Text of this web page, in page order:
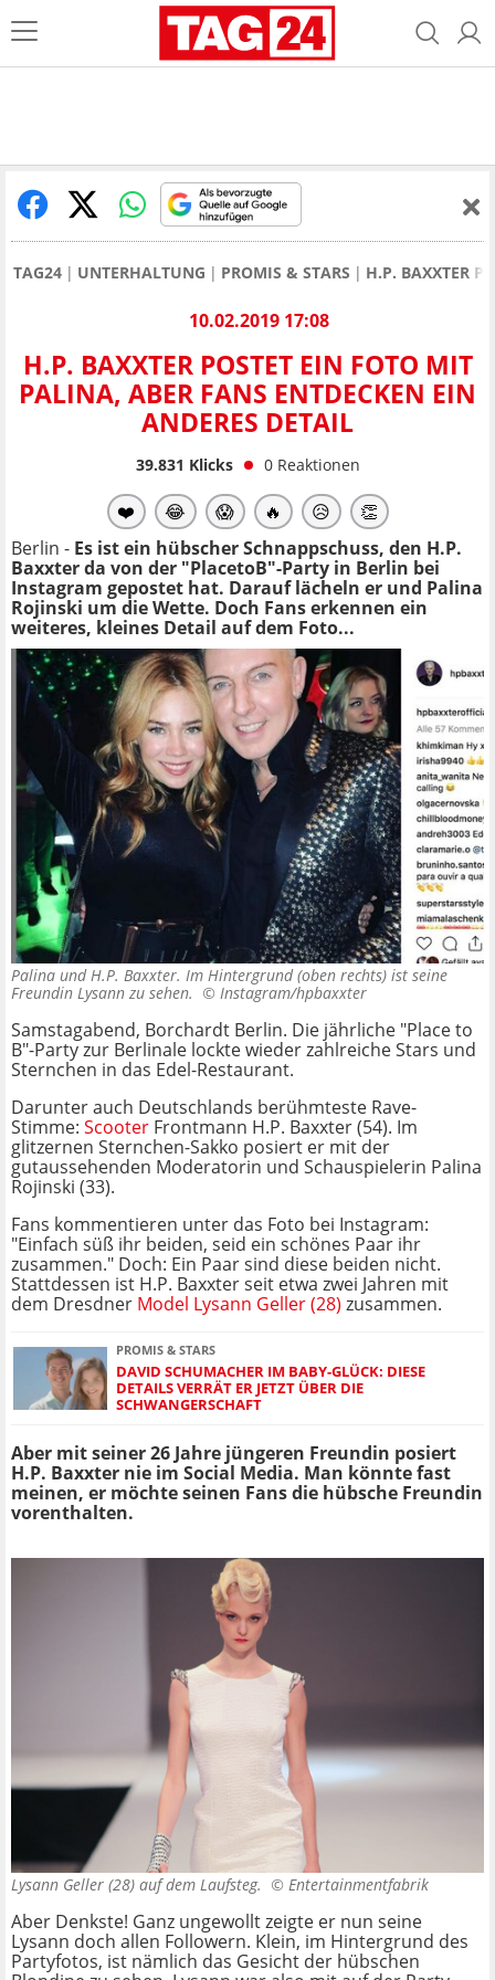
TAG24 UNTERHALTUNG PROMIS & STARS H.P. BAXXTER
10.02.2019 17:08
H.P. BAXXTER POSTET EIN FOTO MIT
PALINA, ABER FANS ENTDECKEN EIN
ANDERES DETAIL
39.831 Klicks 0 Reaktionen
❤️ 😂 😱 🔥 😥
👏
Berlin - Es ist ein hübscher Schnappschuss, den H.P.
Baxxter da von der "PlacetoB"-Party in Berlin bei
Instagram gepostet hat. Darauf lächeln er und Palina
Rojinski um die Wette. Doch Fans erkennen ein
weiteres, kleines Detail auf dem Foto...
Palina und H.P. Baxxter. Im Hintergrund (oben rechts) ist seine
Freundin Lysann zu sehen. © Instagram/hpbaxxter
Samstagabend, Borchardt Berlin. Die jährliche "Place to
B"-Party zur Berlinale lockte wieder zahlreiche Stars und
Sternchen in das Edel-Restaurant.
Darunter auch Deutschlands berühmteste Rave-
Stimme: Scooter Frontmann H.P. Baxxter (54). Im
glitzernen Sternchen-Sakko posiert er mit der
gutaussehenden Moderatorin und Schauspielerin Palina
Rojinski (33).
Fans kommentieren unter das Foto bei Instagram:
"Einfach süß ihr beiden, seid ein schönes Paar ihr
zusammen." Doch: Ein Paar sind diese beiden nicht.
Stattdessen ist H.P. Baxxter seit etwa zwei Jahren mit
dem Dresdner Model Lysann Geller (28) zusammen.
PROMIS & STARS
DAVID SCHUMACHER IM BABY-GLÜCK: DIESE
DETAILS VERRÄT ER JETZT ÜBER DIE
SCHWANGERSCHAFT
Aber mit seiner 26 Jahre jüngeren Freundin posiert
H.P. Baxxter nie im Social Media. Man könnte fast
meinen, er möchte seinen Fans die hübsche Freundin
vorenthalten.
Lysann Geller (28) auf dem Laufsteg. © Entertainmentfabrik
Aber Denkste! Ganz ungewollt zeigte er nun seine
Lysann doch allen Followern. Klein, im Hintergrund des
Partyfotos, ist nämlich das Gesicht der hübschen